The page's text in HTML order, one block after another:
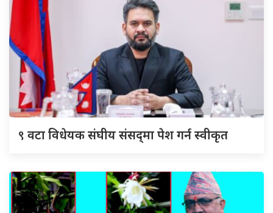
९ वटा विधेयक संघीय संसद्‌मा पेश गर्न स्वीकृत